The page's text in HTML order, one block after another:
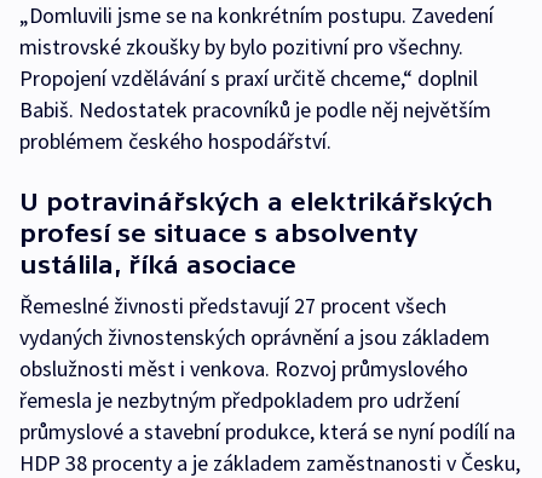
„Domluvili jsme se na konkrétním postupu. Zavedení
mistrovské zkoušky by bylo pozitivní pro všechny.
Propojení vzdělávání s praxí určitě chceme,“ doplnil
Babiš. Nedostatek pracovníků je podle něj největším
problémem českého hospodářství.
U potravinářských a elektrikářských
profesí se situace s absolventy
ustálila, říká asociace
Řemeslné živnosti představují 27 procent všech
vydaných živnostenských oprávnění a jsou základem
obslužnosti měst i venkova. Rozvoj průmyslového
řemesla je nezbytným předpokladem pro udržení
průmyslové a stavební produkce, která se nyní podílí na
HDP 38 procenty a je základem zaměstnanosti v Česku,